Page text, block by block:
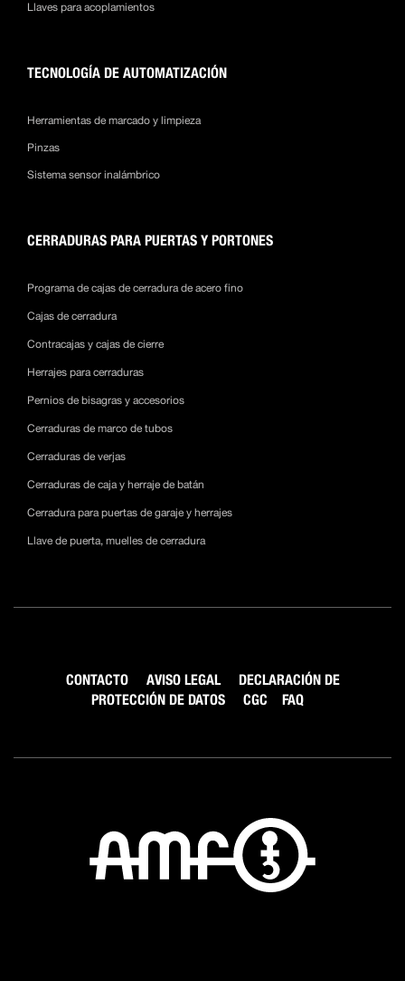
Llaves para acoplamientos
TECNOLOGÍA DE AUTOMATIZACIÓN
Herramientas de marcado y limpieza
Pinzas
Sistema sensor inalámbrico
CERRADURAS PARA PUERTAS Y PORTONES
Programa de cajas de cerradura de acero fino
Cajas de cerradura
Contracajas y cajas de cierre
Herrajes para cerraduras
Pernios de bisagras y accesorios
Cerraduras de marco de tubos
Cerraduras de verjas
Cerraduras de caja y herraje de batán
Cerradura para puertas de garaje y herrajes
Llave de puerta, muelles de cerradura
CONTACTO AVISO LEGAL
DECLARACIÓN DE
PROTECCIÓN DE DATOS
CGC FAQ